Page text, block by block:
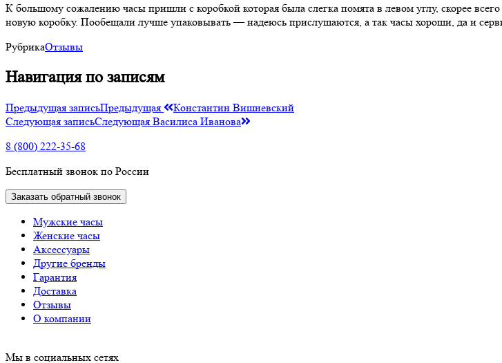
К большому сожалению часы пришли с коробкой которая была слегка помята в левом углу, скорее
новую коробку. Пообещали лучше упаковывать — надеюсь прислушаются, а так часы хороши, да и
РубрикаОтзывы
Навигация по записям
Предыдущая записьПредыдущая
Константин Вишневский
Следующая записьСледующая Василиса Иванова
8 (800) 222-35-68
Бесплатный звонок по России
Заказать обратный звонок
Мужские часы
Женские часы
Аксессуары
Другие бренды
Гарантия
Доставка
Отзывы
О компании
Мы в социальных сетях